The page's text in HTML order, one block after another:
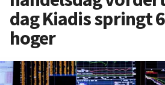
dag Kiadis springt
hoger